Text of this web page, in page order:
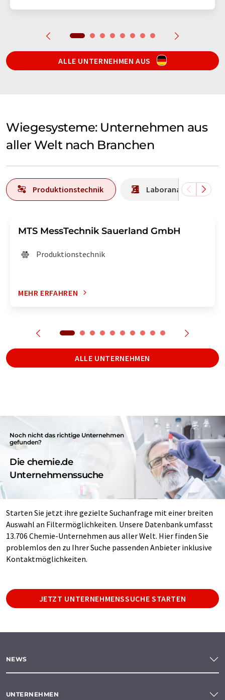
ALLE UNTERNEHMEN AUS
Wiegesysteme: Unternehmen aus
aller Welt nach Branchen
Produktionstechnik Laboranalytik /
MTS MessTechnik Sauerland GmbH
Produktionstechnik
MEHR ERFAHREN
ALLE UNTERNEHMEN
Noch nicht das richtige Unternehmen
gefunden?
Die chemie.de
Unternehmenssuche
Starten Sie jetzt ihre gezielte Suchanfrage mit einer breiten
Auswahl an Filtermöglichkeiten. Unsere Datenbank umfasst
13.706 Chemie-Unternehmen aus aller Welt. Hier finden Sie
problemlos den zu Ihrer Suche passenden Anbieter inklusive
Kontaktmöglichkeiten.
JETZT UNTERNEHMENSSUCHE STARTEN
NEWS
UNTERNEHMEN